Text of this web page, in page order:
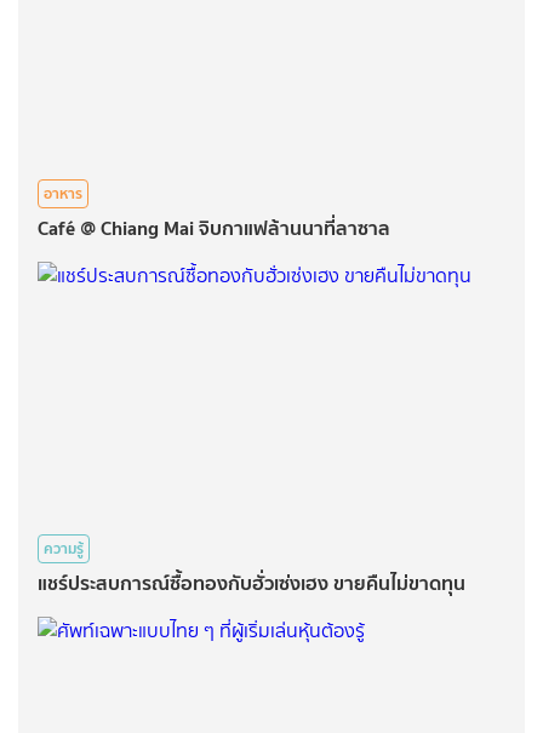
อาหาร
Café @ Chiang Mai จิบกาแฟล้านนาที่ลาซาล
ความรู้
แชร์ประสบการณ์ซื้อทองกับฮั่วเซ่งเฮง ขายคืนไม่ขาดทุน